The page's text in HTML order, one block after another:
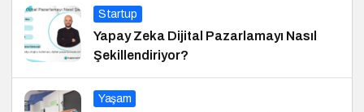
Startup
Yapay Zeka Dijital Pazarlamayı Nasıl
Şekillendiriyor?
Yaşam